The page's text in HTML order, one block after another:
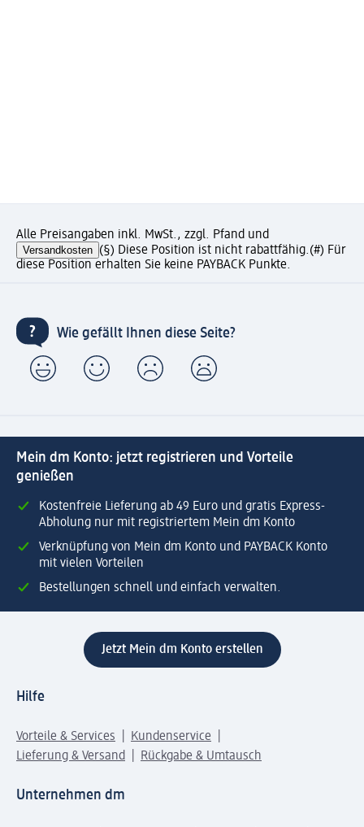
Alle Preisangaben inkl. MwSt., zzgl. Pfand und
Versandkosten (§) Diese Position ist nicht rabattfähig.(#) Für
diese Position erhalten Sie keine PAYBACK Punkte.
Wie gefällt Ihnen diese Seite?
Mein dm Konto: jetzt registrieren und Vorteile
genießen
Kostenfreie Lieferung ab 49 Euro und gratis Express-
Abholung nur mit registriertem Mein dm Konto
Verknüpfung von Mein dm Konto und PAYBACK Konto
mit vielen Vorteilen
Bestellungen schnell und einfach verwalten.
Jetzt Mein dm Konto erstellen
Hilfe
Vorteile & Services
Kundenservice
Lieferung & Versand
Rückgabe & Umtausch
Unternehmen dm